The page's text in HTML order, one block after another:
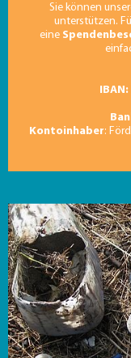
Sie können
unterstützen.
eine
IBAN:
Kontoinhaber: